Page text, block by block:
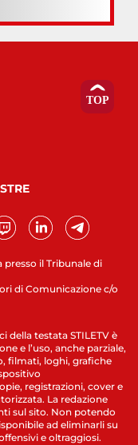
presso il Tribunale di
di Comunicazione c/o
della testata STILETV è
e l’uso, anche parziale,
filmati, loghi, grafiche
registrazioni, cover e
La redazione
sul sito. Non potendo
ad eliminarli su
e oltraggiosi.